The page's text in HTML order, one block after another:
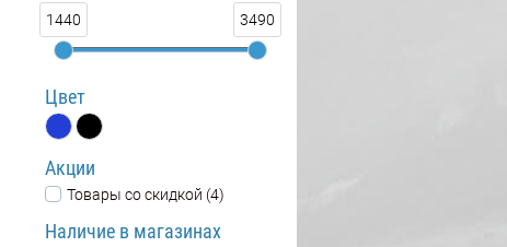
1440 3490
Цвет
Акции
Товары со скидкой (4)
Наличие в магазинах